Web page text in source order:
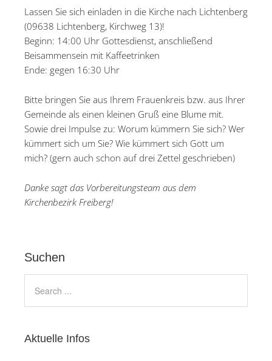
Lassen Sie sich einladen in die Kirche nach Lichtenberg
(09638 Lichtenberg, Kirchweg 13)!
Beginn: 14:00 Uhr Gottesdienst, anschließend
Beisammensein mit Kaffeetrinken
Ende: gegen 16:30 Uhr
Bitte bringen Sie aus Ihrem Frauenkreis bzw. aus Ihrer
Gemeinde als einen kleinen Gruß eine Blume mit.
Sowie drei Impulse zu: Worum kümmern Sie sich? Wer
kümmert sich um Sie? Wie kümmert sich Gott um
mich? (gern auch schon auf drei Zettel geschrieben)
Danke sagt das Vorbereitungsteam aus dem
Kirchenbezirk Freiberg!
Suchen
Aktuelle Infos